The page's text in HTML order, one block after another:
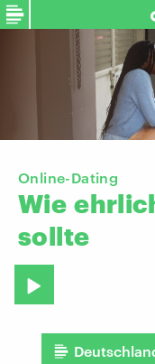
Online-Dating
Wie
sollte